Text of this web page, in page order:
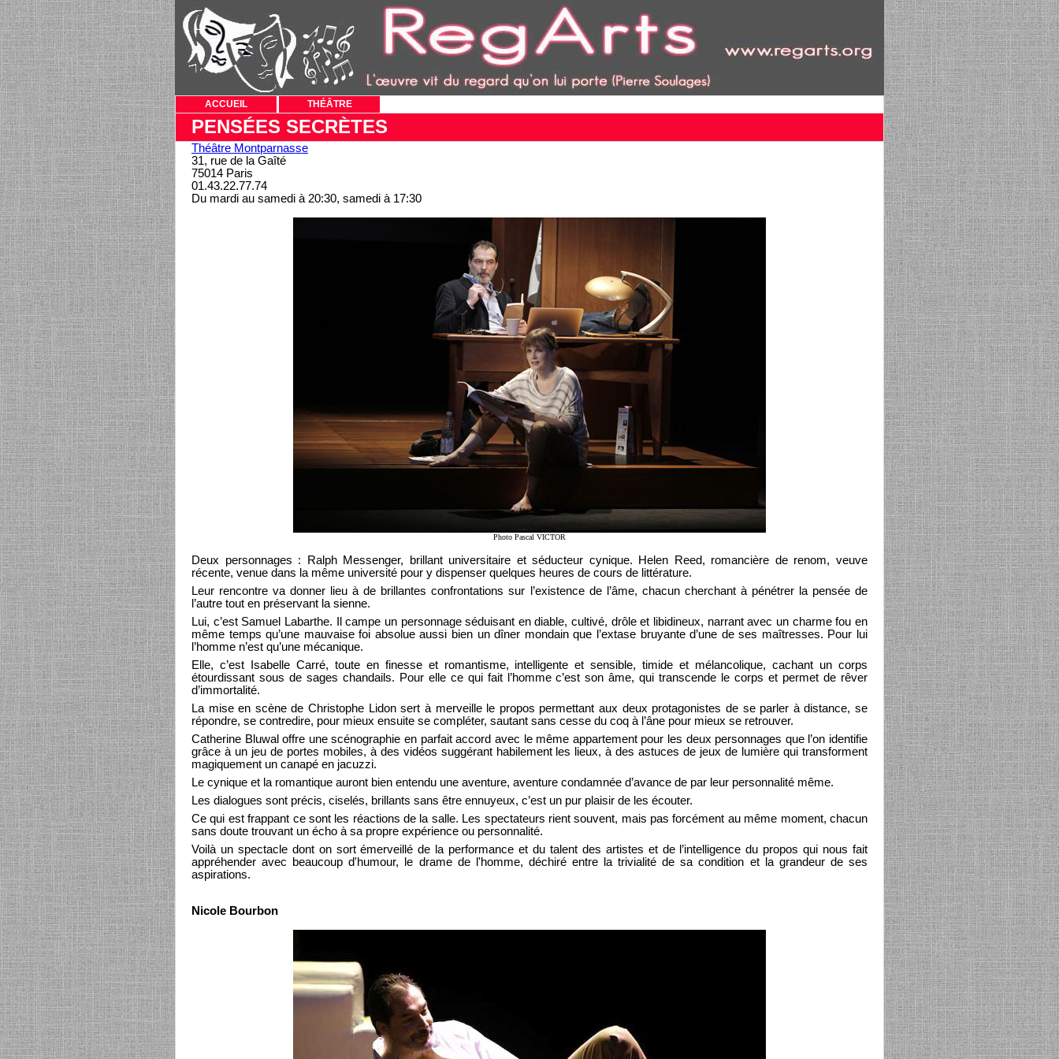
ACCUEIL THÉÂTRE
PENSÉES SECRÈTES
Théâtre Montparnasse
31, rue de la Gaîté
75014 Paris
01.43.22.77.74
Du mardi au samedi à 20:30, samedi à 17:30
Photo Pascal VICTOR
Deux personnages : Ralph Messenger, brillant universitaire et séducteur cynique. Helen Reed, romancière de renom, veuve
récente, venue dans la même université pour y dispenser quelques heures de cours de littérature.
Leur rencontre va donner lieu à de brillantes confrontations sur l’existence de l’âme, chacun cherchant à pénétrer la pensée de
l’autre tout en préservant la sienne.
Lui, c’est Samuel Labarthe. Il campe un personnage séduisant en diable, cultivé, drôle et libidineux, narrant avec un charme fou en
même temps qu’une mauvaise foi absolue aussi bien un dîner mondain que l’extase bruyante d’une de ses maîtresses. Pour lui
l’homme n’est qu’une mécanique.
Elle, c’est Isabelle Carré, toute en finesse et romantisme, intelligente et sensible, timide et mélancolique, cachant un corps
étourdissant sous de sages chandails. Pour elle ce qui fait l’homme c’est son âme, qui transcende le corps et permet de rêver
d’immortalité.
La mise en scène de Christophe Lidon sert à merveille le propos permettant aux deux protagonistes de se parler à distance, se
répondre, se contredire, pour mieux ensuite se compléter, sautant sans cesse du coq à l’âne pour mieux se retrouver.
Catherine Bluwal offre une scénographie en parfait accord avec le même appartement pour les deux personnages que l’on identifie
grâce à un jeu de portes mobiles, à des vidéos suggérant habilement les lieux, à des astuces de jeux de lumière qui transforment
magiquement un canapé en jacuzzi.
Le cynique et la romantique auront bien entendu une aventure, aventure condamnée d’avance de par leur personnalité même.
Les dialogues sont précis, ciselés, brillants sans être ennuyeux, c’est un pur plaisir de les écouter.
Ce qui est frappant ce sont les réactions de la salle. Les spectateurs rient souvent, mais pas forcément au même moment, chacun
sans doute trouvant un écho à sa propre expérience ou personnalité.
Voilà un spectacle dont on sort émerveillé de la performance et du talent des artistes et de l’intelligence du propos qui nous fait
appréhender avec beaucoup d'humour, le drame de l'homme, déchiré entre la trivialité de sa condition et la grandeur de ses
aspirations.
Nicole Bourbon